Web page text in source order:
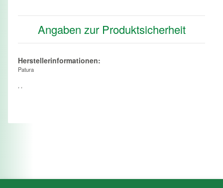
Angaben zur Produktsicherheit
Herstellerinformationen:
Patura
, ,